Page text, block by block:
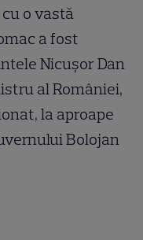
o vastă
a fost
Nicușor Dan
al României,
la aproape
Bolojan